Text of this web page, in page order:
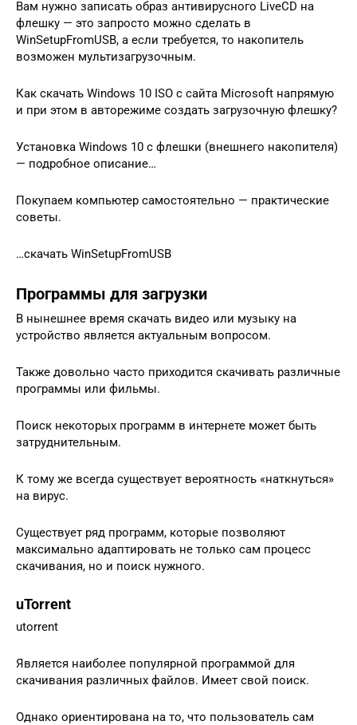
Вам нужно записать образ антивирусного LiveCD на
флешку — это запросто можно сделать в
WinSetupFromUSB, а если требуется, то накопитель
возможен мультизагрузочным.
Как скачать Windows 10 ISO с сайта Microsoft напрямую
и при этом в авторежиме создать загрузочную флешку?
Установка Windows 10 с флешки (внешнего накопителя)
— подробное описание…
Покупаем компьютер самостоятельно — практические
советы.
…скачать WinSetupFromUSB
Программы для загрузки
В нынешнее время скачать видео или музыку на
устройство является актуальным вопросом.
Также довольно часто приходится скачивать различные
программы или фильмы.
Поиск некоторых программ в интернете может быть
затруднительным.
К тому же всегда существует вероятность «наткнуться»
на вирус.
Существует ряд программ, которые позволяют
максимально адаптировать не только сам процесс
скачивания, но и поиск нужного.
uTorrent
utorrent
Является наиболее популярной программой для
скачивания различных файлов. Имеет свой поиск.
Однако ориентирована на то, что пользователь сам